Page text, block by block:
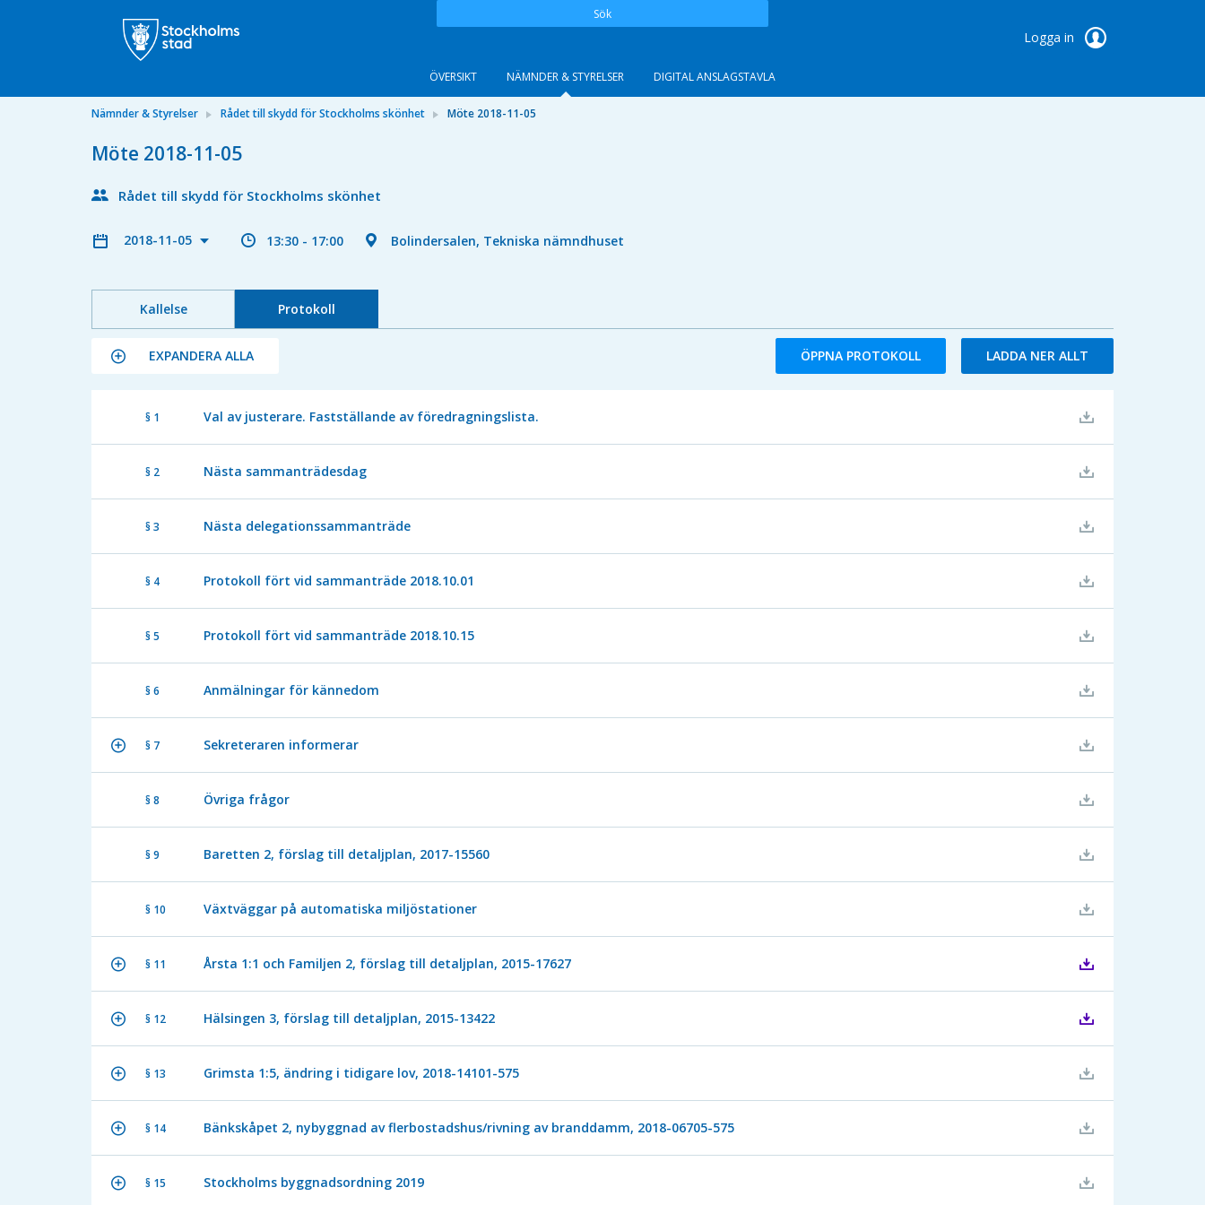
Sök
Logga in
ÖVERSIKT NÄMNDER & STYRELSER DIGITAL ANSLAGSTAVLA
Nämnder & Styrelser Rådet till skydd för Stockholms skönhet Möte 2018-11-05
Möte 2018-11-05
Rådet till skydd för Stockholms skönhet
2018-11-05 13:30 - 17:00 Bolindersalen, Tekniska nämndhuset
Kallelse Protokoll
EXPANDERA ALLA ÖPPNA PROTOKOLL LADDA NER ALLT
§ 1 Val av justerare. Fastställande av föredragningslista.
§ 2 Nästa sammanträdesdag
§ 3 Nästa delegationssammanträde
§ 4 Protokoll fört vid sammanträde 2018.10.01
§ 5 Protokoll fört vid sammanträde 2018.10.15
§ 6 Anmälningar för kännedom
§ 7 Sekreteraren informerar
§ 8 Övriga frågor
§ 9 Baretten 2, förslag till detaljplan, 2017-15560
§ 10 Växtväggar på automatiska miljöstationer
§ 11 Årsta 1:1 och Familjen 2, förslag till detaljplan, 2015-17627
§ 12 Hälsingen 3, förslag till detaljplan, 2015-13422
§ 13 Grimsta 1:5, ändring i tidigare lov, 2018-14101-575
§ 14 Bänkskåpet 2, nybyggnad av flerbostadshus/rivning av branddamm, 2018-06705-575
§ 15 Stockholms byggnadsordning 2019